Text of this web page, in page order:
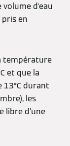
d'eau
en
température
et que la
13°C durant
les
libre d’une